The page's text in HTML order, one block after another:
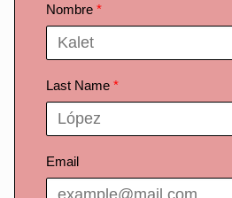
Nombre
Last Name
Email